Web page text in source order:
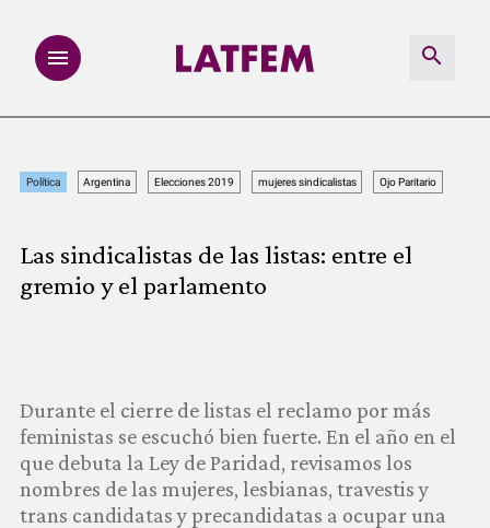
MULTIMEDIA
PRODUCTOS
COMUNIDAD
Política Argentina Elecciones 2019 mujeres sindicalistas Ojo Paritario
Las sindicalistas de las listas: entre el
gremio y el parlamento
Durante el cierre de listas el reclamo por más
feministas se escuchó bien fuerte. En el año en el
que debuta la Ley de Paridad, revisamos los
nombres de las mujeres, lesbianas, travestis y
trans candidatas y precandidatas a ocupar una